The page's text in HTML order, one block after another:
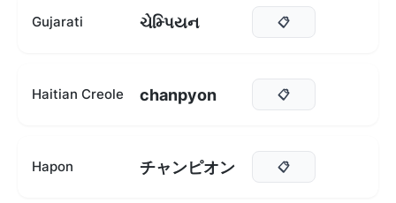
Gujarati ચેમ્પિયન 📋
Haitian Creole chanpyon 📋
Hapon チャンピオン 📋